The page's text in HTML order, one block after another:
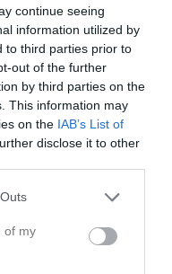
continue seeing
information utilized by
to third parties prior to
out of the further
by third parties on the
This information may
on the IAB’s List of
disclose it to other
of my
läs mer på
När ni
till oss kommer ni
Denna används
träningar, matcher och